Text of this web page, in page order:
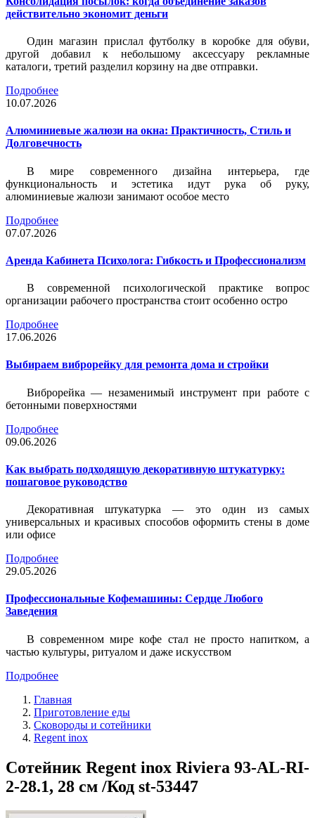
действительно экономит деньги
Один магазин прислал футболку в коробке для обуви,
другой добавил к небольшому аксессуару рекламные
каталоги, третий разделил корзину на две отправки.
Подробнее
10.07.2026
Алюминиевые жалюзи на окна: Практичность, Стиль и
Долговечность
В мире современного дизайна интерьера, где
функциональность и эстетика идут рука об руку,
алюминиевые жалюзи занимают особое место
Подробнее
07.07.2026
Аренда Кабинета Психолога: Гибкость и Профессионализм
В современной психологической практике вопрос
организации рабочего пространства стоит особенно остро
Подробнее
17.06.2026
Выбираем виброрейку для ремонта дома и стройки
Виброрейка — незаменимый инструмент при работе с
бетонными поверхностями
Подробнее
09.06.2026
Как выбрать подходящую декоративную штукатурку:
пошаговое руководство
Декоративная штукатурка — это один из самых
универсальных и красивых способов оформить стены в доме
или офисе
Подробнее
29.05.2026
Профессиональные Кофемашины: Сердце Любого
Заведения
В современном мире кофе стал не просто напитком, а
частью культуры, ритуалом и даже искусством
Подробнее
Главная
Приготовление еды
Сковороды и сотейники
Regent inox
Сотейник Regent inox Riviera 93-AL-RI-
2-28.1, 28 см /Код st-53447